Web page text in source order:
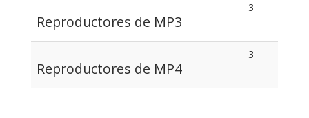
Reproductores de MP3
3
Reproductores de MP4
3